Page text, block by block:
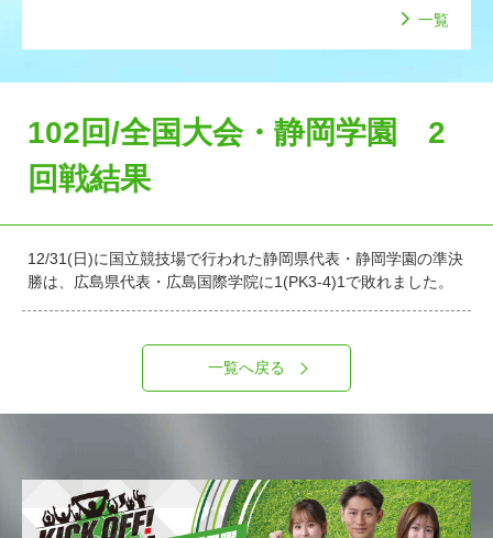
102回/全国大会・静岡学園 2
回戦結果
12/31(日)に国立競技場で行われた静岡県代表・静岡学園の準決
勝は、広島県代表・広島国際学院に1(PK3-4)1で敗れました。
一覧へ戻る
一覧